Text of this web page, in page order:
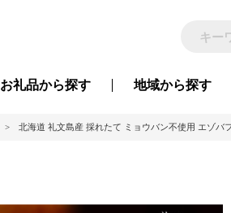
お礼品から探す 地域から探す
北海道 礼文島産 採れたて ミョウバン不使用 エゾバ